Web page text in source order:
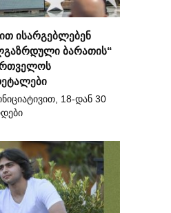
ისარგებლებენ
ბარათის“
18-დან 30